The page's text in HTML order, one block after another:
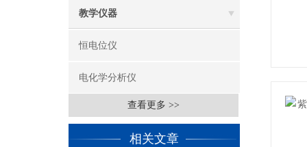
教学仪器
恒电位仪
电化学分析仪
查看更多 >>
相关文章